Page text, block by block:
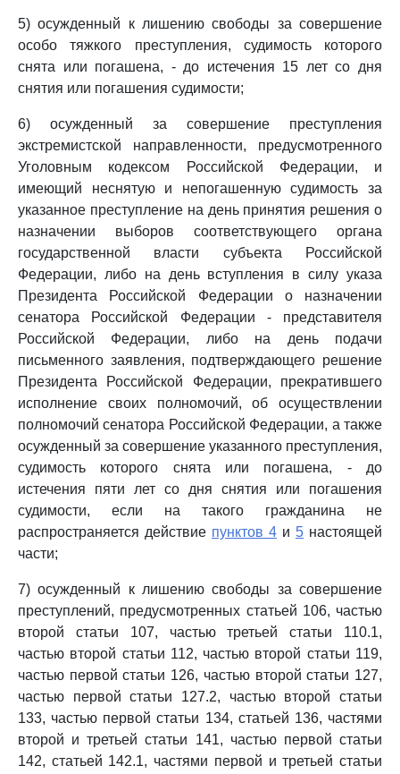
5) осужденный к лишению свободы за совершение
особо тяжкого преступления, судимость которого
снята или погашена, - до истечения 15 лет со дня
снятия или погашения судимости;
6) осужденный за совершение преступления
экстремистской направленности, предусмотренного
Уголовным кодексом Российской Федерации, и
имеющий неснятую и непогашенную судимость за
указанное преступление на день принятия решения о
назначении выборов соответствующего органа
государственной власти субъекта Российской
Федерации, либо на день вступления в силу указа
Президента Российской Федерации о назначении
сенатора Российской Федерации - представителя
Российской Федерации, либо на день подачи
письменного заявления, подтверждающего решение
Президента Российской Федерации, прекратившего
исполнение своих полномочий, об осуществлении
полномочий сенатора Российской Федерации, а также
осужденный за совершение указанного преступления,
судимость которого снята или погашена, - до
истечения пяти лет со дня снятия или погашения
судимости, если на такого гражданина не
распространяется действие пунктов 4 и 5 настоящей
части;
7) осужденный к лишению свободы за совершение
преступлений, предусмотренных статьей 106, частью
второй статьи 107, частью третьей статьи 110.1,
частью второй статьи 112, частью второй статьи 119,
частью первой статьи 126, частью второй статьи 127,
частью первой статьи 127.2, частью второй статьи
133, частью первой статьи 134, статьей 136, частями
второй и третьей статьи 141, частью первой статьи
142, статьей 142.1, частями первой и третьей статьи